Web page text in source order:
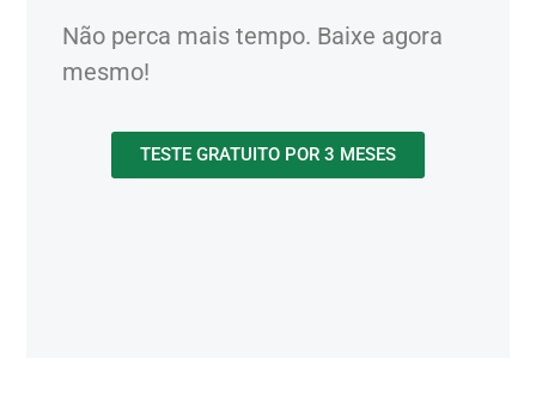
Não perca mais tempo. Baixe agora
mesmo!
TESTE GRATUITO POR 3 MESES